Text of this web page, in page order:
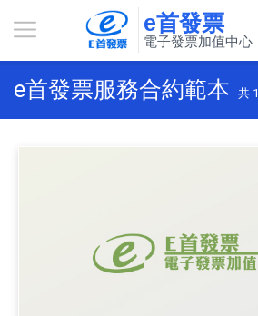
e首發票
電子發票加值中心
e首發票服務合約範本 共 1